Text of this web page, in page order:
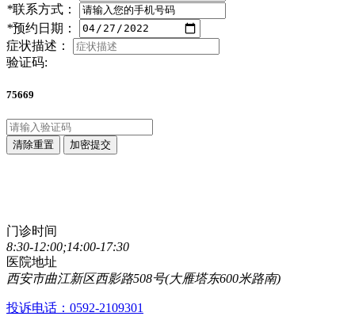
*联系方式：
*预约日期：
症状描述：
验证码:
75669
清除重置 加密提交
门诊时间
8:30-12:00;14:00-17:30
医院地址
西安市曲江新区西影路508号(大雁塔东600米路南)
投诉电话：0592-2109301